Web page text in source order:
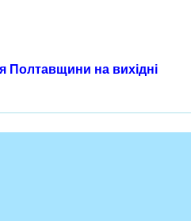
Полтавщини на вихідні